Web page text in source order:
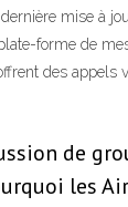
mise à
forme de
des appels
de
les